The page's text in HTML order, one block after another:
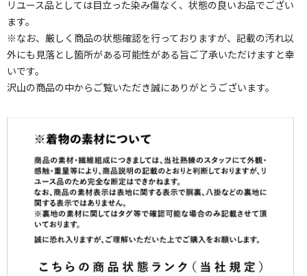
リユース品としては目立った染み傷なく、状態の良いお品でござい
ます。
※なお、厳しく商品の状態確認を行っておりますが、記載の汚れ以
外にも見落とし箇所がある可能性がある旨ご了承いただけますと幸
いです。
沢山の商品の中からご覧いただき誠にありがとうございます。